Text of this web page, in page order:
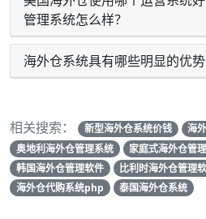
管理系统怎么样？
海外仓系统具有哪些明显的优势
相关搜索： 新型海外仓系统价钱
海
奥地利海外仓管理系统
家庭式海外仓管
韩国海外仓管理软件
比利时海外仓管理
海外仓代购系统php
泰国海外仓系统